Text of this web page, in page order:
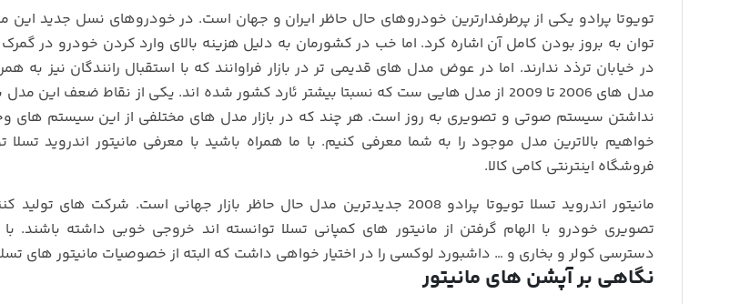
تویوتا پرادو یکی از پرطرفدارترین خودروهای حال حاظر ایران و جهان است. در خودروهای نسل جدید این
توان به بروز بودن کامل آن اشاره کرد. اما خب در کشورمان به دلیل هزینه بالای وارد کردن خودرو در
در خیابان ترذد ندارند. اما در عوض مدل های قدیمی تر در بازار فراوانند که با استقبال رانندگان نیز به
مدل های 2006 تا 2009 از مدل هایی ست که نسبتا بیشتر ئارد کشور شده اند. یکی از نقاط ضعف این
نداشتن سیستم صوتی و تصویری به روز است. هر چند که در بازار مدل های مختلفی از این سیستم های
فروشگاه اینترنتی کامی کالا.
مانیتور اندروید تسلا تویوتا پرادو 2008 جدیدترین مدل حال حاظر بازار جهانی است. شرکت
تصویری خودرو با الهام گرفتن از مانیتور های کمپانی تسلا توانسته اند خروجی خوبی داشته
دسترسی کولر و بخاری و … داشبورد لوکسی را در اختیار خواهی داشت که البته از خصوصیات مانیتور های
نگاهی بر آپشن های مانیتور